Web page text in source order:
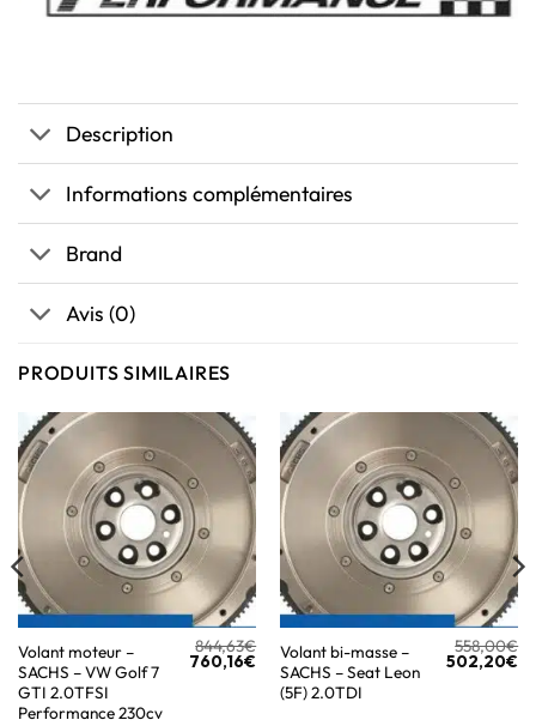
Description
Informations complémentaires
Brand
Avis (0)
PRODUITS SIMILAIRES
Volant moteur –
SACHS – VW Golf 7
GTI 2.0TFSI
Performance 230cv
844,63€
760,16€
Volant bi-masse –
SACHS – Seat Leon
(5F) 2.0TDI
558,00€
502,20€